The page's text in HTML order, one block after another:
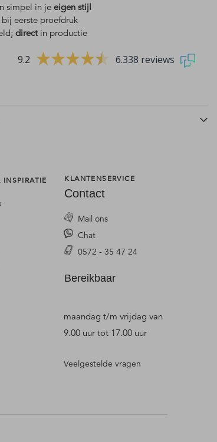
simpel in je eigen stijl
bij eerste proefdruk
directin productie
9.2 6.338 reviews
KLANTENSERVICE
Contact
Mail ons
Chat
0572 - 35 47 24
Bereikbaar
maandag t/m vrijdag van
9.00 uur tot 17.00 uur
Veelgestelde vragen